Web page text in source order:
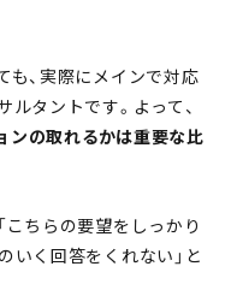
、実際にメインで対応
タントです。よって、
ンの取れるかは重要な比
ちらの要望をしっかり
いく回答をくれない」と